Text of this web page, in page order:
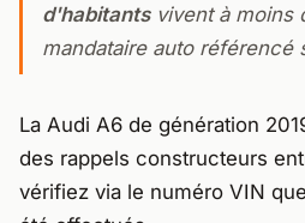
d'habitantsvivent à moins
mandataire auto référencé
La Audi A6 de génération
des rappels constructeurs
vérifiez via le numéro VIN